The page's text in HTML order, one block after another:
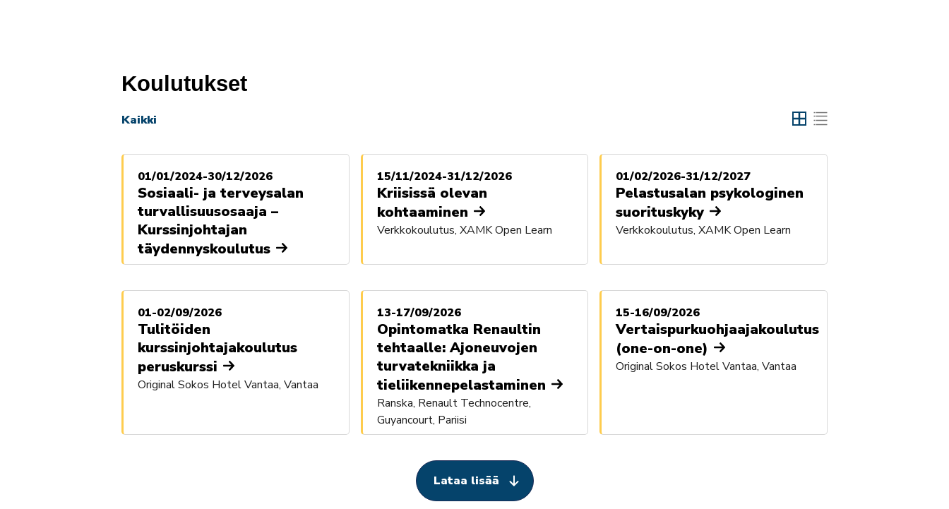
Koulutukset
Kaikki
01/01/2024-30/12/2026
Sosiaali- ja terveysalan
turvallisuusosaaja –
Kurssinjohtajan
täydennyskoulutus
15/11/2024-31/12/2026
Kriisissä olevan
kohtaaminen
Verkkokoulutus, XAMK Open Learn
01/02/2026-31/12/2027
Pelastusalan psykologinen
suorituskyky
Verkkokoulutus, XAMK Open Learn
01-02/09/2026
Tulitöiden
kurssinjohtajakoulutus
peruskurssi
Original Sokos Hotel Vantaa, Vantaa
13-17/09/2026
Opintomatka Renaultin
tehtaalle: Ajoneuvojen
turvatekniikka ja
tieliikennepelastaminen
Ranska, Renault Technocentre,
Guyancourt, Pariisi
15-16/09/2026
Vertaispurkuohjaajakoulutus
(one-on-one)
Original Sokos Hotel Vantaa, Vantaa
Lataa lisää